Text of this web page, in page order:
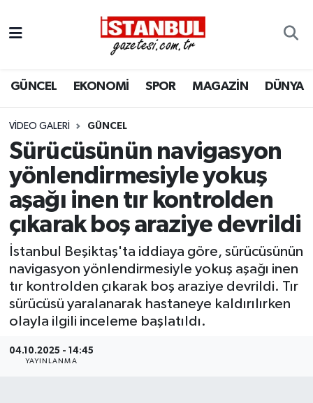
GÜNCEL EKONOMİ SPOR MAGAZİN DÜNYA
VIDEO GALERI GÜNCEL
Sürücüsünün navigasyon
yönlendirmesiyle yokuş
aşağı inen tır kontrolden
çıkarak boş araziye devrildi
İstanbul Beşiktaş'ta iddiaya göre, sürücüsünün
navigasyon yönlendirmesiyle yokuş aşağı inen
tır kontrolden çıkarak boş araziye devrildi. Tır
sürücüsü yaralanarak hastaneye kaldırılırken
olayla ilgili inceleme başlatıldı.
04.10.2025 - 14:45
YAYINLANMA
EKONOMİ
İSTANBUL
DÜNYA
SPOR
MAGAZİN
KÜLTÜR SANAT
SAĞLIK
Nöbetçi Eczaneler
Hava Durumu
Trafik Durumu
Süper Lig Puan Durumu ve Fikstür
Tüm Manşetler
Son Dakika Haberleri
Haber Arşivi